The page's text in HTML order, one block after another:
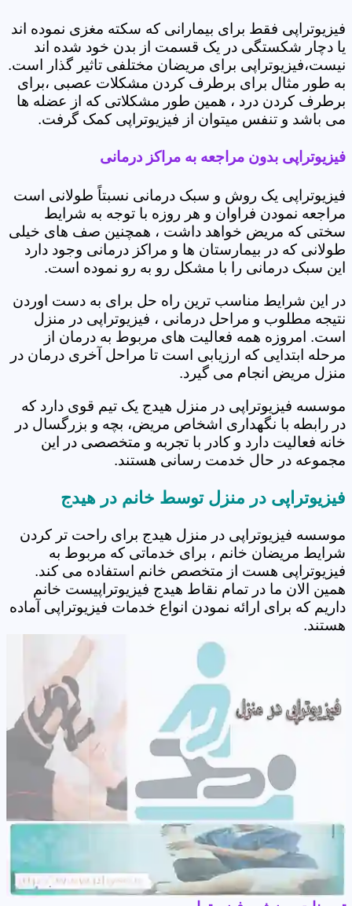
فیزیوتراپی فقط برای بیمارانی که سکته مغزی نموده اند
یا دچار شکستگی در یک قسمت از بدن خود شده اند
نیست،فیزیوتراپی برای مریضان مختلفی تاثیر گذار است.
به طور مثال برای برطرف کردن مشکلات عصبی ،برای
برطرف کردن درد ، همین طور مشکلاتی که از عضله ها
می باشد و تنفس میتوان از فیزیوتراپی کمک گرفت.
فیزیوتراپی بدون مراجعه به مراکز درمانی
فیزیوتراپی یک روش و سبک درمانی نسبتاً طولانی است
مراجعه نمودن فراوان و هر روزه با توجه به شرایط
سختی که مریض خواهد داشت ، همچنین صف های خیلی
طولانی که در بیمارستان ها و مراکز درمانی وجود دارد
این سبک درمانی را با مشکل رو به رو نموده است.
در این شرایط مناسب ترین راه حل برای به دست اوردن
نتیجه مطلوب و مراحل درمانی ، فیزیوتراپی در منزل
است. امروزه همه فعالیت های مربوط به درمان از
مرحله ابتدایی که ارزیابی است تا مراحل آخری درمان در
منزل مریض انجام می گیرد.
موسسه فیزیوتراپی در منزل هیدج یک تیم قوی دارد که
در رابطه با نگهداری اشخاص مریض، بچه و بزرگسال در
خانه فعالیت دارد و کادر با تجربه و متخصصی در این
مجموعه در حال خدمت رسانی هستند.
فیزیوتراپی در منزل توسط خانم در هیدج
موسسه فیزیوتراپی در منزل هیدج برای راحت تر کردن
شرایط مریضان خانم ، برای خدماتی که مربوط به
فیزیوتراپی هست از متخصص خانم استفاده می کند.
همین الان ما در تمام نقاط هیدج فیزیوتراپیست خانم
داریم که برای ارائه نمودن انواع خدمات فیزیوتراپی آماده
هستند.